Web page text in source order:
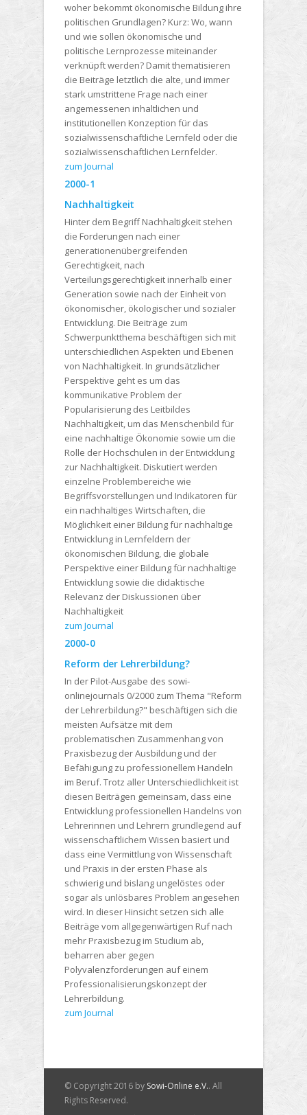
woher bekommt ökonomische Bildung ihre
politischen Grundlagen? Kurz: Wo, wann
und wie sollen ökonomische und
politische Lernprozesse miteinander
verknüpft werden? Damit thematisieren
die Beiträge letztlich die alte, und immer
stark umstrittene Frage nach einer
angemessenen inhaltlichen und
institutionellen Konzeption für das
sozialwissenschaftliche Lernfeld oder die
sozialwissenschaftlichen Lernfelder.
zum Journal
2000-1
Nachhaltigkeit
Hinter dem Begriff Nachhaltigkeit stehen
die Forderungen nach einer
generationenübergreifenden
Gerechtigkeit, nach
Verteilungsgerechtigkeit innerhalb einer
Generation sowie nach der Einheit von
ökonomischer, ökologischer und sozialer
Entwicklung. Die Beiträge zum
Schwerpunktthema beschäftigen sich mit
unterschiedlichen Aspekten und Ebenen
von Nachhaltigkeit. In grundsätzlicher
Perspektive geht es um das
kommunikative Problem der
Popularisierung des Leitbildes
Nachhaltigkeit, um das Menschenbild für
eine nachhaltige Ökonomie sowie um die
Rolle der Hochschulen in der Entwicklung
zur Nachhaltigkeit. Diskutiert werden
einzelne Problembereiche wie
Begriffsvorstellungen und Indikatoren für
ein nachhaltiges Wirtschaften, die
Möglichkeit einer Bildung für nachhaltige
Entwicklung in Lernfeldern der
ökonomischen Bildung, die globale
Perspektive einer Bildung für nachhaltige
Entwicklung sowie die didaktische
Relevanz der Diskussionen über
Nachhaltigkeit
zum Journal
2000-0
Reform der Lehrerbildung?
In der Pilot-Ausgabe des sowi-
onlinejournals 0/2000 zum Thema "Reform
der Lehrerbildung?" beschäftigen sich die
meisten Aufsätze mit dem
problematischen Zusammenhang von
Praxisbezug der Ausbildung und der
Befähigung zu professionellem Handeln
im Beruf. Trotz aller Unterschiedlichkeit ist
diesen Beiträgen gemeinsam, dass eine
Entwicklung professionellen Handelns von
Lehrerinnen und Lehrern grundlegend auf
wissenschaftlichem Wissen basiert und
dass eine Vermittlung von Wissenschaft
und Praxis in der ersten Phase als
schwierig und bislang ungelöstes oder
sogar als unlösbares Problem angesehen
wird. In dieser Hinsicht setzen sich alle
Beiträge vom allgegenwärtigen Ruf nach
mehr Praxisbezug im Studium ab,
beharren aber gegen
Polyvalenzforderungen auf einem
Professionalisierungskonzept der
Lehrerbildung.
zum Journal
© Copyright 2016 by Sowi-Online e.V.. All
Rights Reserved.